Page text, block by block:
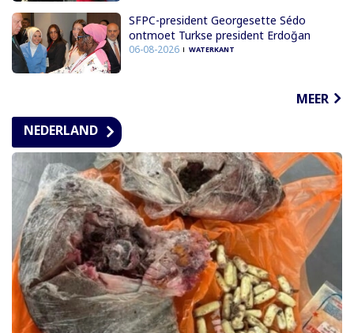
SFPC-president Georgesette Sédo
ontmoet Turkse president Erdoğan
06-08-2026 WATERKANT
MEER
NEDERLAND